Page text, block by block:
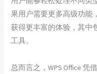
果用户需要更多高级功能
获得更丰富的体验，其中
工具。
总而言之，WPS Office 凭